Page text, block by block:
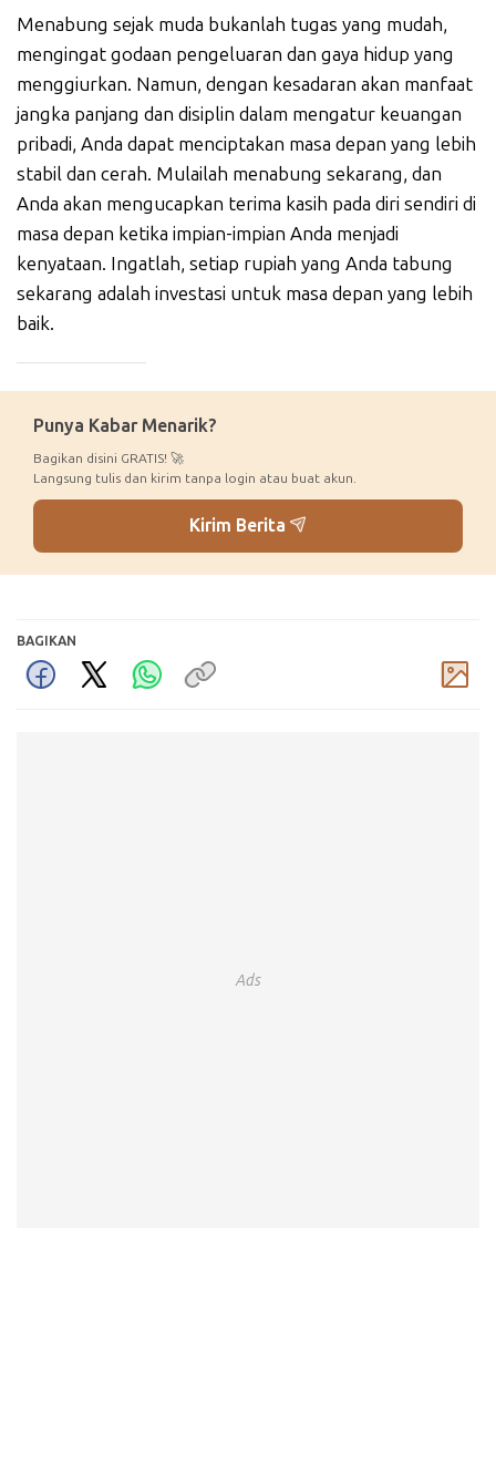
Menabung sejak muda bukanlah tugas yang mudah,
mengingat godaan pengeluaran dan gaya hidup yang
menggiurkan. Namun, dengan kesadaran akan manfaat
jangka panjang dan disiplin dalam mengatur keuangan
pribadi, Anda dapat menciptakan masa depan yang lebih
stabil dan cerah. Mulailah menabung sekarang, dan
Anda akan mengucapkan terima kasih pada diri sendiri di
masa depan ketika impian-impian Anda menjadi
kenyataan. Ingatlah, setiap rupiah yang Anda tabung
sekarang adalah investasi untuk masa depan yang lebih
baik.
Punya Kabar Menarik?
Bagikan disini GRATIS! 🚀
Langsung tulis dan kirim tanpa login atau buat akun.
Kirim Berita
BAGIKAN
Ads